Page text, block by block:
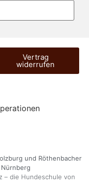
Vertrag
widerrufen
und Röthenbacher
– die Hundeschule von